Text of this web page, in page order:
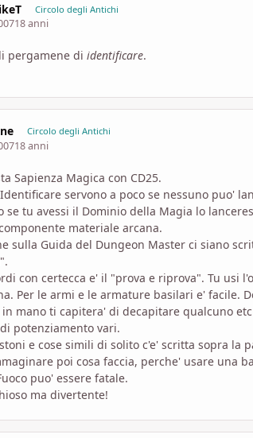
Circolo degli Antichi
18 anni
pergamene di identificare.
Circolo degli Antichi
18 anni
Sapienza Magica con CD25.
servono a poco se nessuno puo'
se tu avessi il Dominio della Magia lo
materiale arcana.
sulla Guida del Dungeon Master ci siano
con certecca e' il "prova e riprova". Tu usi
Per le armi e le armature basilari e' facile.
mano ti capitera' di decapitare qualcuno
potenziamento vari.
e cose simili di solito c'e' scritta sopra la
poi cosa faccia, perche' usare una
puo' essere fatale.
ma divertente!